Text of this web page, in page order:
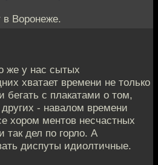
в Воронеже.
же у нас сытых
хватает времени не только
бегать с плакатами о том,
- навалом времени
хором ментов несчастных
так дел по горло. А
диспуты идиолтичные.